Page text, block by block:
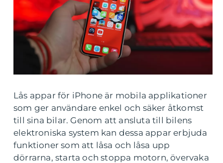
Lås appar för iPhone är mobila applikationer
som ger användare enkel och säker åtkomst
till sina bilar. Genom att ansluta till bilens
elektroniska system kan dessa appar erbjuda
funktioner som att låsa och låsa upp
dörrarna, starta och stoppa motorn, övervaka